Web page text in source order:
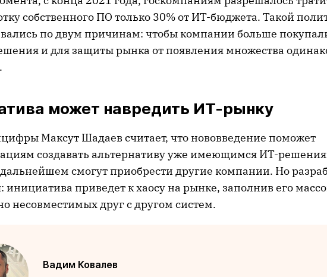
собственного ПО только 30% от ИТ-бюджета. Такой
по двум причинам: чтобы компании больше
и для защиты рынка от появления множества
может навредить ИТ-рынку
Максут Шадаев считает, что нововведение поможет
создавать альтернативу уже имеющимся ИТ-
смогут приобрести другие компании. Но
инициатива приведет к хаосу на рынке, заполнив его
несовместимых друг с другом систем.
Вадим Ковалев